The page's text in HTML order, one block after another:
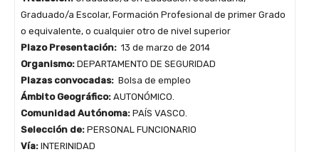
Graduado/a Escolar, Formación Profesional de primer Grado
o equivalente, o cualquier otro de nivel superior
Plazo Presentación: 13 de marzo de 2014
Organismo: DEPARTAMENTO DE SEGURIDAD
Plazas convocadas: Bolsa de empleo
Ámbito Geográfico: AUTONÓMICO.
Comunidad Autónoma: PAÍS VASCO.
Selección de: PERSONAL FUNCIONARIO
Vía: INTERINIDAD